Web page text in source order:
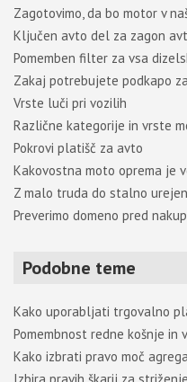
Zagotovimo, da bo motor v
Ključen avto del za zagon
Pomemben filter za vsa
Zakaj potrebujete podkapo
Vrste luči pri vozilih
Različne kategorije in vrste
Pokrovi platišč za avto
Kakovostna moto oprema je
Z malo truda do stalno
Preverimo domeno pred
Podobne teme
Kako uporabljati trgovalno
Pomembnost redne košnje
Kako izbrati pravo moč